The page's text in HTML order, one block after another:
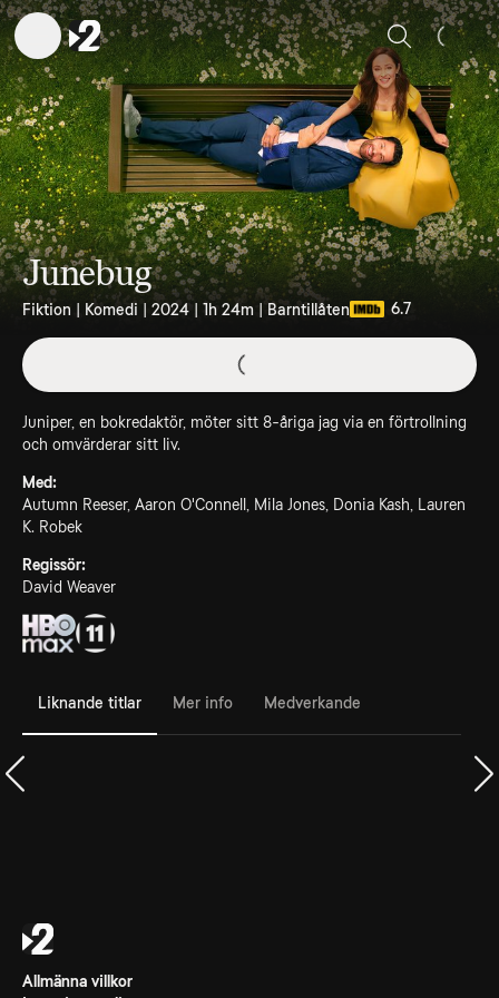
Sök
Junebug
Fiktion | Komedi | 2024 | 1h 24m | Barntillåten 6.7
Juniper, en bokredaktör, möter sitt 8-åriga jag via en förtrollning
och omvärderar sitt liv.
Med:
Autumn Reeser, Aaron O'Connell, Mila Jones, Donia Kash, Lauren
K. Robek
Regissör:
David Weaver
Liknande titlar Mer info Medverkande
Allmänna villkor